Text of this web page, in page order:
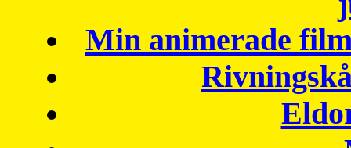
Min animerade